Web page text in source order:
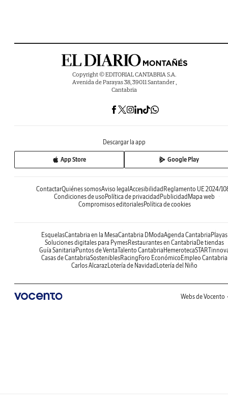
Copyright © EDITORIAL CANTABRIA S.A.
Avenida de Parayas 38, 39011 Santander ,
Cantabria
Descargar la app
App Store Google Play
ContactarQuiénes somosAviso legalAccesibilidadReglamento UE 2024/
Condiciones de usoPolítica de privacidadPublicidadMapa web
Compromisos editorialesPolítica de cookies
EsquelasCantabria en la MesaCantabria DModaAgenda CantabriaPlayas
Soluciones digitales para PymesRestaurantes en CantabriaDe tiendas
Guía SanitariaPuntos de VentaTalento CantabriaHemeroteca
Casas de CantabriaSosteniblesRacingForo EconómicoEmpleo Cantabria
Carlos AlcarazLotería de NavidadLotería del Niño
Webs de Vocento